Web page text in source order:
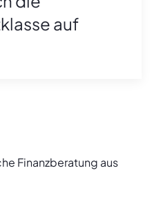
auf
Finanzberatung aus